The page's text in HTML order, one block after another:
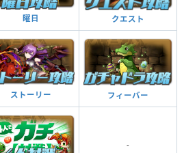
曜日 クエスト
ストーリー フィーバー
-